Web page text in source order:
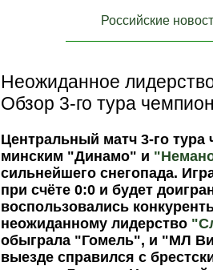
Российские
Неожиданное
Обзор 3-го тура
Центральный матч 3-го
минским "Динамо" и
сильнейшего снегопада.
при счёте 0:0 и будет
воспользовались
неожиданному лидерство
обыграла "Гомель", и "МЛ
выезде справился с